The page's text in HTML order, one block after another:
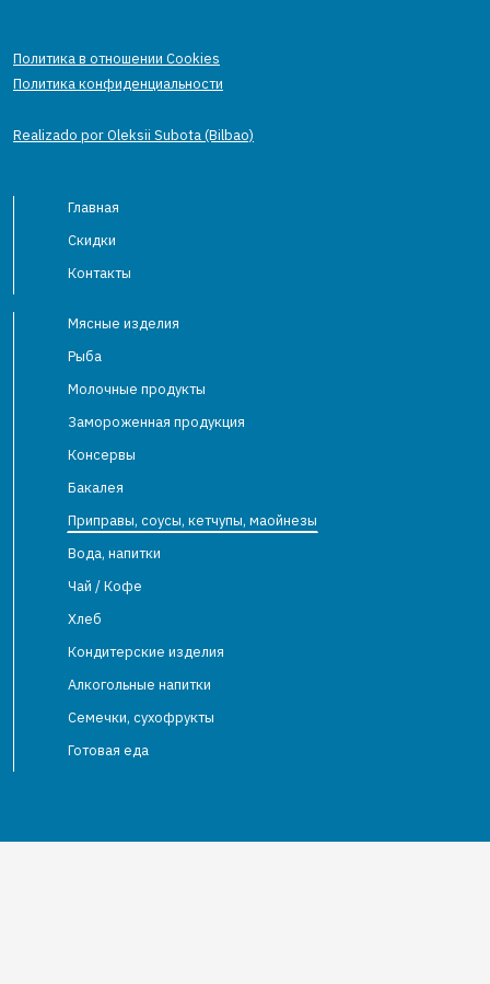
Политика в отношении Cookies
Политика конфиденциальности
Realizado por Oleksii Subota (Bilbao)
Главная
Скидки
Контакты
Мясные изделия
Рыба
Молочные продукты
Замороженная продукция
Консервы
Бакалея
Приправы, соусы, кетчупы, маойнезы
Вода, напитки
Чай / Кофе
Хлеб
Кондитерские изделия
Алкогольные напитки
Семечки, сухофрукты
Готовая еда